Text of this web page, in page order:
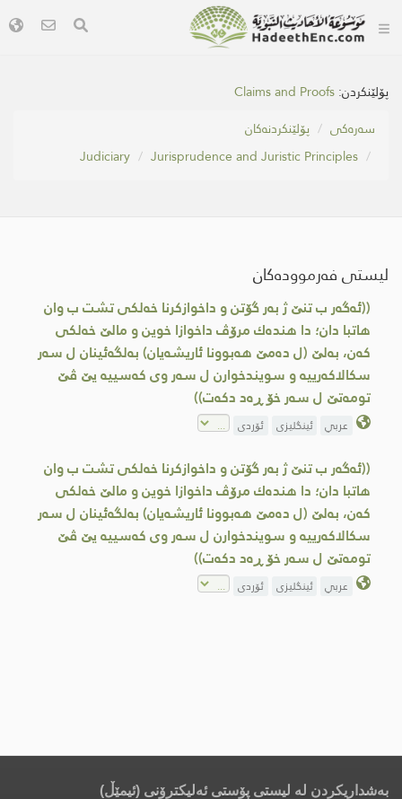
پۆلێنکردن:Claims and Proofs
سه‌ره‌كی
پۆلێنکردنەکان
Jurisprudence and Juristic Principles
Judiciary
لیستی فەرموودەکان
((ئەگەر ب تنێ ژ به‌ر گۆتن و داخوازكرنا خه‌لكی تشت ب وان
هاتبا دان؛ دا هنده‌ك مرۆڤ داخوازا خوین و مالێ خه‌لكی
كه‌ن، به‌لێ (ل ده‌مێ هه‌بوونا ئاریشه‌یان) به‌لگه‌ئینان ل سه‌ر
سكالاكه‌رییه‌ و سویندخوارن ل سه‌ر وی كه‌سییه‌ یێ ڤێ
تومەتێ ل سه‌ر خۆ ڕه‌د دكه‌ت))
عربي ئینگلیزی ئۆردی
((ئەگەر ب تنێ ژ به‌ر گۆتن و داخوازكرنا خه‌لكی تشت ب وان
هاتبا دان؛ دا هنده‌ك مرۆڤ داخوازا خوین و مالێ خه‌لكی
كه‌ن، به‌لێ (ل ده‌مێ هه‌بوونا ئاریشه‌یان) به‌لگه‌ئینان ل سه‌ر
سكالاكه‌رییه‌ و سویندخوارن ل سه‌ر وی كه‌سییه‌ یێ ڤێ
تومەتێ ل سه‌ر خۆ ڕه‌د دكه‌ت))
عربي ئینگلیزی ئۆردی
بەشداریکردن لە لیستی پۆستی ئەلیکترۆنی (ئیمێڵ)